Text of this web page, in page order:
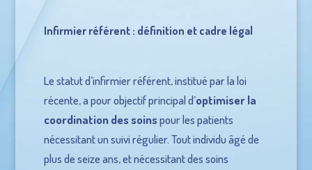
Infirmier référent : définition et cadre légal
Le statut d’infirmier référent, institué par la loi
récente, a pour objectif principal d’optimiser la
coordination des soinspour les patients
nécessitant un suivi régulier. Tout individu âgé de
plus de seize ans, et nécessitant des soins